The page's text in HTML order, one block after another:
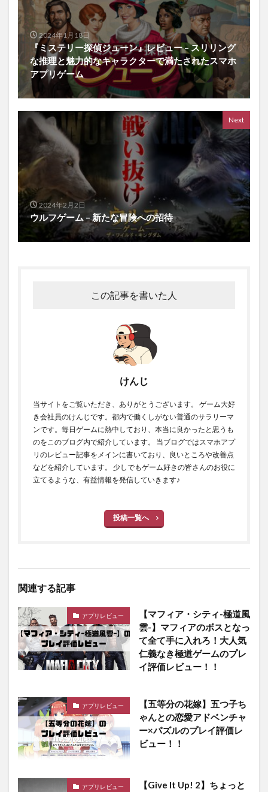
2024年1月18日
『ミステリー探偵ジューン』レビュー – スリリング
な推理と魅力的なキャラクターで満たされたスマホ
アプリゲーム
Next
2024年2月2日
ウルフゲーム – 新たな冒険への招待
この記事を書いた人
けんじ
当サイトをご覧いただき、ありがとうございます。 ゲーム大好
き会社員のけんじです。都内で働くしがない普通のサラリーマ
ンです。毎日ゲームに熱中しており、本当に良かったと思うも
のをこのブログ内で紹介しています。 当ブログではスマホアプ
リのレビュー記事をメインに書いており、良いところや改善点
などを紹介しています。 少しでもゲーム好きの皆さんのお役に
立てるような、有益情報を発信していきます♪
投稿一覧へ
関連する記事
アプリレビュー
【マフィア・シティ-極道風
雲-】マフィアのボスとなっ
て全て手に入れろ！大人気
仁義なき極道ゲームのプレ
イ評価レビュー！！
アプリレビュー
【五等分の花嫁】五つ子ち
ゃんとの恋愛アドベンチャ
ー×パズルのプレイ評価レ
ビュー！！
アプリレビュー
【Give It Up! 2】ちょっと